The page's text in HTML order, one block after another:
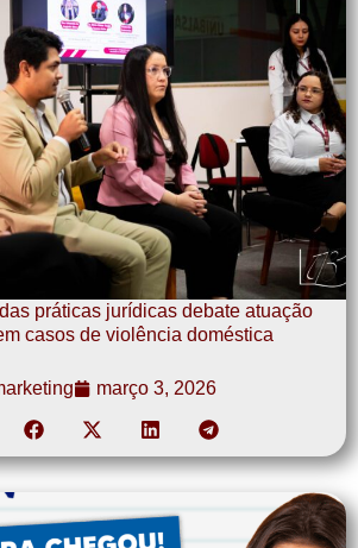
práticas jurídicas debate atuação
casos de violência doméstica
março 3, 2026